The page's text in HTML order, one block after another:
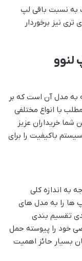
به نسبت باقی لپ
نیز برخوردار
لنوو
به مدل آن است که بر
با انواع مختلفی
شما خریداران عزیز
باکیفیت را برای
به اندازه کلی
ها را به مدل های
تقسیم بندی
خود را پیوسته حمل
بسیار حائز اهمیت